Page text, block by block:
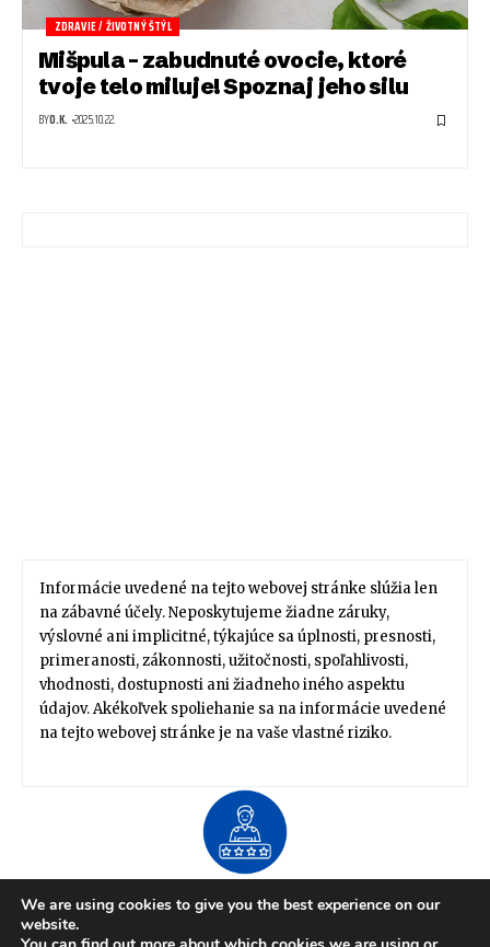
ZDRAVIE / ŽIVOTNÝ ŠTÝL
Mišpula – zabudnuté ovocie, ktoré
tvoje telo miluje! Spoznaj jeho silu
BYO.K. 2025.10.22.
Informácie uvedené na tejto webovej stránke slúžia len
na zábavné účely. Neposkytujeme žiadne záruky,
výslovné ani implicitné, týkajúce sa úplnosti, presnosti,
primeranosti, zákonnosti, užitočnosti, spoľahlivosti,
vhodnosti, dostupnosti ani žiadneho iného aspektu
údajov. Akékoľvek spoliehanie sa na informácie uvedené
na tejto webovej stránke je na vaše vlastné riziko.
About US
Zdravie / Životný štýl
Domov / Záhrada
Financie / Práca / Kariéra
Móda / Štýl Tipy / Návody
We are using cookies to give you the best experience on our
website.